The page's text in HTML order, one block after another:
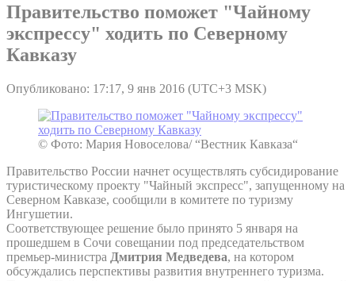
Правительство поможет "Чайному
экспрессу" ходить по Северному
Кавказу
Опубликовано: 17:17, 9 янв 2016 (UTC+3 MSK)
© Фото: Мария Новоселова/ “Вестник Кавказа“
Правительство России начнет осуществлять субсидирование
туристическому проекту "Чайный экспресс", запущенному на
Северном Кавказе, сообщили в комитете по туризму
Ингушетии.
Соответствующее решение было принято 5 января на
прошедшем в Сочи совещании под председательством
премьер-министра Дмитрия Медведева, на котором
обсуждались перспективы развития внутреннего туризма.